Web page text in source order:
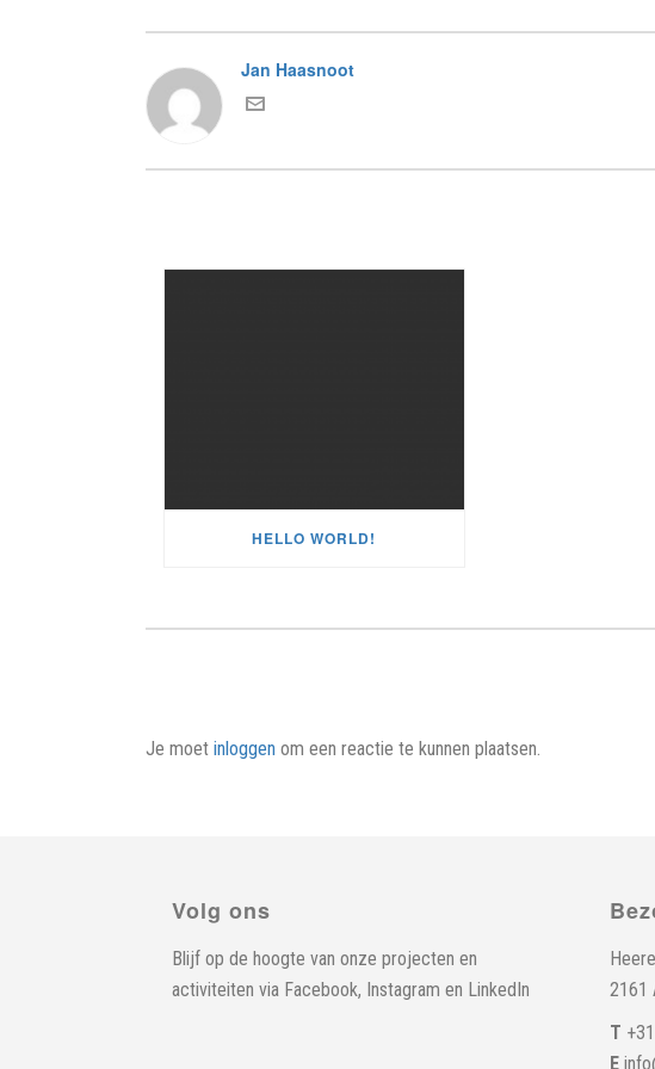
Jan Haasnoot
HELLO WORLD!
Je moet inloggen om een reactie te kunnen plaatsen.
Volg ons
Blijf op de hoogte van onze projecten en
activiteiten via Facebook, Instagram en LinkedIn
2161
T
E